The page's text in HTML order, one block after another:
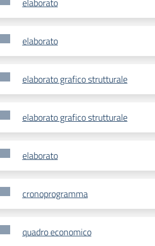
elaborato
elaborato
elaborato grafico strutturale
elaborato grafico strutturale
elaborato
cronoprogramma
quadro economico